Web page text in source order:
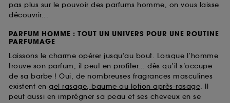
pas plus sur le pouvoir des parfums homme, on vous laisse
découvrir...
PARFUM HOMME : TOUT UN UNIVERS POUR UNE ROUTINE
PARFUMAGE
Laissons le charme opérer jusqu’au bout. Lorsque l’homme
trouve son parfum, il peut en profiter... dès qu’il s’occupe
de sa barbe ! Oui, de nombreuses fragrances masculines
existent en gel rasage, baume ou lotion après-rasage. Il
peut aussi en imprégner sa peau et ses cheveux en se